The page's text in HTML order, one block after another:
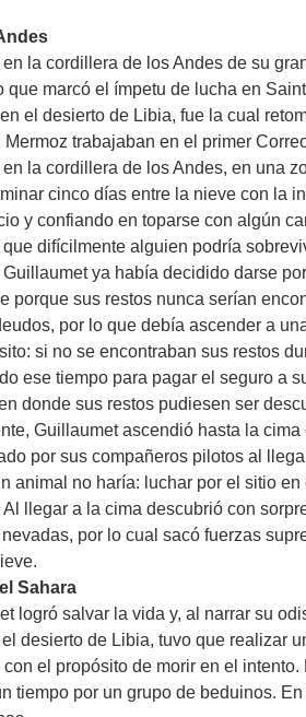
la cordillera de los Andes de su
que marcó el ímpetu de lucha en
el desierto de Libia, fue la cual
trabajaban en el primer
la cordillera de los Andes, en una
cinco días entre la nieve con la
y confiando en toparse con algún
difícilmente alguien podría
ya había decidido darse
porque sus restos nunca serían
por lo que debía ascender a
si no se encontraban sus restos
ese tiempo para pagar el seguro a
donde sus restos pudiesen ser
Guillaumet ascendió hasta la
por sus compañeros pilotos al
animal no haría: luchar por el sitio
llegar a la cima descubrió con
por lo cual sacó fuerzas
Sahara
logró salvar la vida y, al narrar su
desierto de Libia, tuvo que realizar
el propósito de morir en el
tiempo por un grupo de beduinos.